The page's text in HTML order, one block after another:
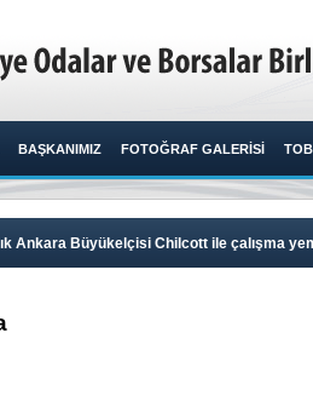
BAŞKANIMIZ FOTOĞRAF GALERİSİ
Ankara Büyükelçisi Chilcott ile çalışma